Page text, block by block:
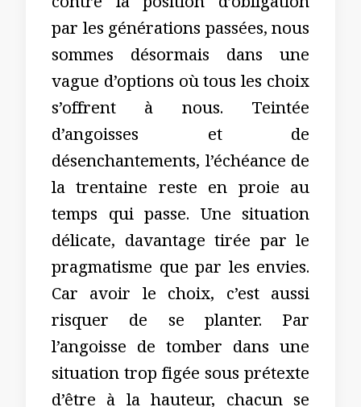
par les générations passées, nous
sommes désormais dans une
vague d’options où tous les choix
s’offrent à nous. Teintée
d’angoisses et de
désenchantements, l’échéance de
la trentaine reste en proie au
temps qui passe. Une situation
délicate, davantage tirée par le
pragmatisme que par les envies.
Car avoir le choix, c’est aussi
risquer de se planter. Par
l’angoisse de tomber dans une
situation trop figée sous prétexte